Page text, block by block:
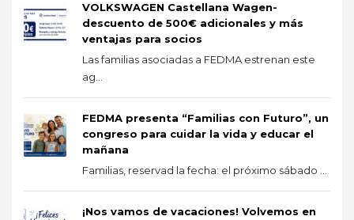
VOLKSWAGEN Castellana Wagen-
descuento de 500€ adicionales y más
ventajas para socios
Las familias asociadas a FEDMA estrenan este
ag...
FEDMA presenta “Familias con Futuro”, un
congreso para cuidar la vida y educar el
mañana
Familias, reservad la fecha: el próximo sábado ...
¡Nos vamos de vacaciones! Volvemos en